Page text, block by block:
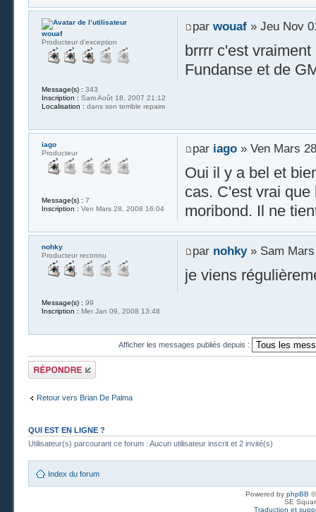
par wouaf» Jeu Nov
brrrr c'est
Fundanse et de
wouaf
Producteur d'exception
Message(s) : 343
Inscription : Sam Août 18, 2007 21:12
Localisation : dans son terrible repaire
par iago» Ven Mars
Oui il y a bel et
cas. C'est vrai
moribond. Il ne
iago
Producteur
Message(s) : 7
Inscription : Ven Mars 28, 2008 16:04
par nohky» Sam Mars
je viens
nohky
Producteur reconnu
Message(s) : 99
Inscription : Mer Jan 09, 2008 13:48
Afficher les messages publiés depuis :
Publier une
réponse
Retour vers Brian De Palma
QUI EST EN LIGNE ?
Utilisateur(s) parcourant ce forum : Aucun utilisateur inscrit et 2 invité(s)
Index du forum
Powered by phpBB
SE
Traduction et